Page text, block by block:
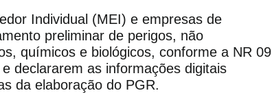
Individual (MEI) e empresas de
preliminar de perigos, não
químicos e biológicos, conforme a NR 09
declararem as informações digitais
da elaboração do PGR.